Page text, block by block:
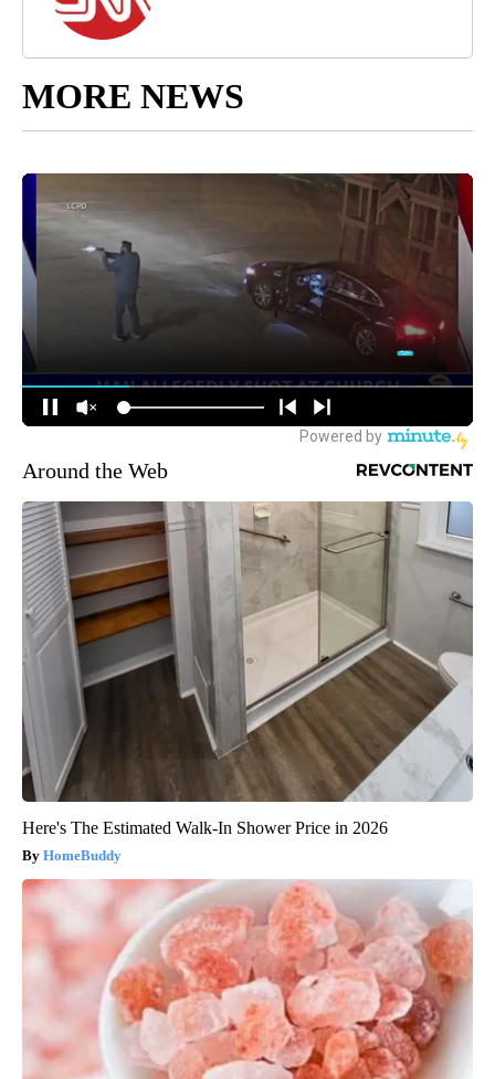
MORE NEWS
Around the Web
Here's The Estimated Walk-In Shower Price in 2026
HomeBuddy